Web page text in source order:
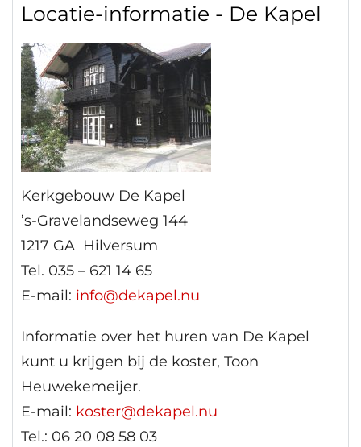
Locatie-informatie - De Kapel
Kerkgebouw De Kapel
’s-Gravelandseweg 144
1217 GA Hilversum
Tel. 035 – 621 14 65
E-mail: info@dekapel.nu
Informatie over het huren van De Kapel
kunt u krijgen bij de koster, Toon
Heuwekemeijer.
E-mail: koster@dekapel.nu
Tel.: 06 20 08 58 03